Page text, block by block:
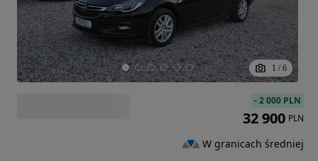
1 / 6
-2 000 PLN
32 900 PLN
W granicach średniej